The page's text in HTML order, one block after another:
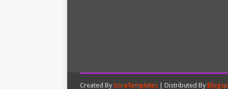
Created By SoraTemplates | Distributed By